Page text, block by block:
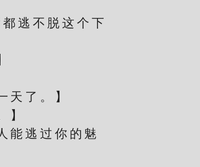
逃不脱这个下
了。】
】
逃过你的魅